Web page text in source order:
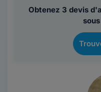
Obtenez 3 devis